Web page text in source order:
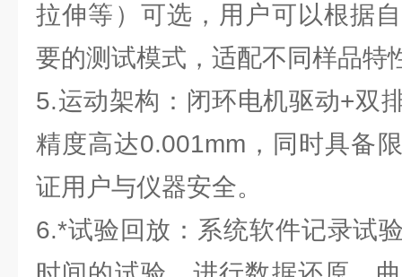
拉伸等）可选，用户可以根据
要的测试模式，适配不同样品特
5.运动架构：闭环电机驱动+双
精度高达0.001mm，同时具备
证用户与仪器安全。
6.*试验回放：系统软件记录试